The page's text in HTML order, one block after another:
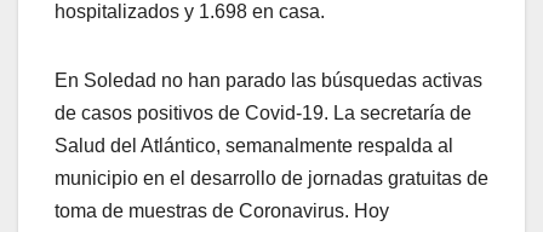
hospitalizados y 1.698 en casa.
En Soledad no han parado las búsquedas activas
de casos positivos de Covid-19. La secretaría de
Salud del Atlántico, semanalmente respalda al
municipio en el desarrollo de jornadas gratuitas de
toma de muestras de Coronavirus. Hoy